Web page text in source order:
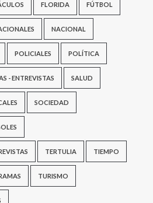
FLORIDA FÚTBOL
NACIONAL
POLICIALES POLÍTICA
- ENTREVISTAS SALUD
SOCIEDAD
TERTULIA TIEMPO
TURISMO